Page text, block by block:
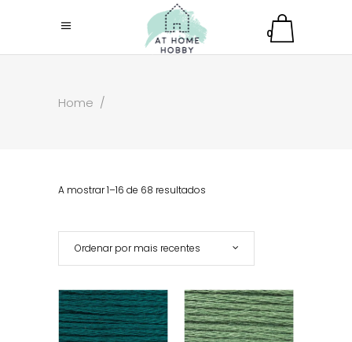
0
Home /
A mostrar 1–16 de 68 resultados
Ordenar por mais recentes